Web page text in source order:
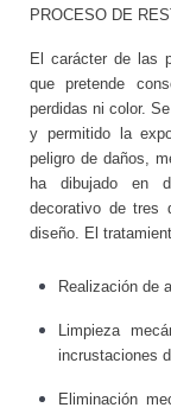
PROCESO DE
El carácter de las
que pretende
perdidas ni color.
y permitido la
peligro de daños,
ha dibujado en
decorativo de tres
diseño. El
Realización de
Limpieza
incrustaciones
Eliminación